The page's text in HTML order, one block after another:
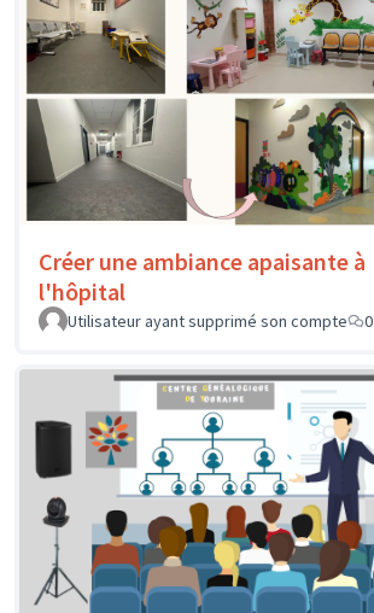
Créer une ambiance apaisante à
l'hôpital
Utilisateur ayant supprimé son compte
0